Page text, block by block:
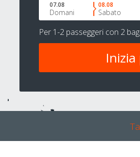
07.08
Domani
08.08
Sabato
Per 1-2 passeggeri con 2